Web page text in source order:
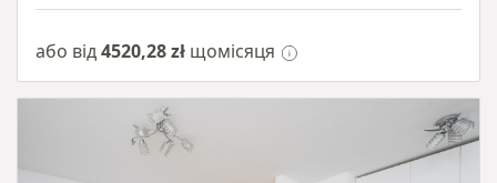
або від4520,28 zł щомісяця